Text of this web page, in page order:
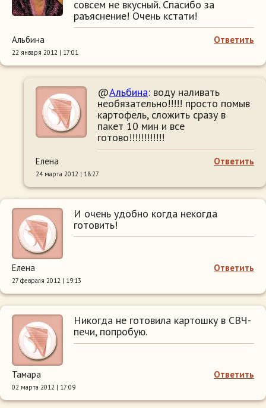
совсем не вкусный. Спасибо за
раъяснение! Очень кстати!
Ответить
Альбина
22 января 2012 | 17:01
@Альбина: воду наливать
необязательно!!!!! просто помыв
картофель, сложить сразу в
пакет 10 мин и все
готово!!!!!!!!!!!!
Ответить
Елена
24 марта 2012 | 18:27
И очень удобно когда некогда
готовить!
Ответить
Елена
27 февраля 2012 | 19:13
Никогда не готовила картошку в СВЧ-
печи, попробую.
Ответить
Тамара
02 марта 2012 | 17:09